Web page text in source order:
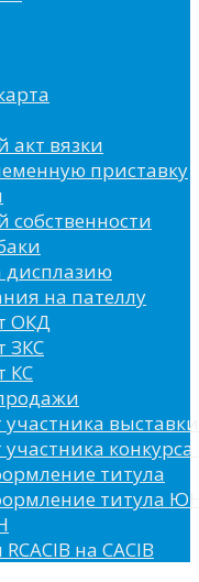
вязки
приставку
собственности
дисплазию
на пателлу
ОКД
ЗКС
КС
выставки
конкурса
титула
титула
на CACIB